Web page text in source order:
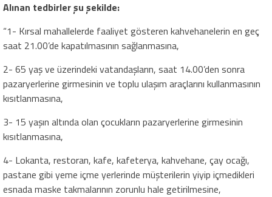
Alınan tedbirler şu şekilde:
“1- Kırsal mahallelerde faaliyet gösteren kahvehanelerin en geç
saat 21.00’de kapatılmasının sağlanmasına,
2- 65 yaş ve üzerindeki vatandaşların, saat 14.00’den sonra
pazaryerlerine girmesinin ve toplu ulaşım araçlarını kullanmasının
kısıtlanmasına,
3- 15 yaşın altında olan çocukların pazaryerlerine girmesinin
kısıtlanmasına,
4- Lokanta, restoran, kafe, kafeterya, kahvehane, çay ocağı,
pastane gibi yeme içme yerlerinde müşterilerin yiyip içmedikleri
esnada maske takmalarının zorunlu hale getirilmesine,